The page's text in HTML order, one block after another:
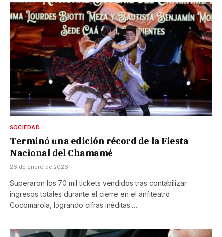
SOCIEDAD
Terminó una edición récord de la Fiesta
Nacional del Chamamé
26 de enero de 2026
Superaron los 70 mil tickets vendidos tras contabilizar
ingresos totales durante el cierre en el anfiteatro
Cocomarola, logrando cifras inéditas.…